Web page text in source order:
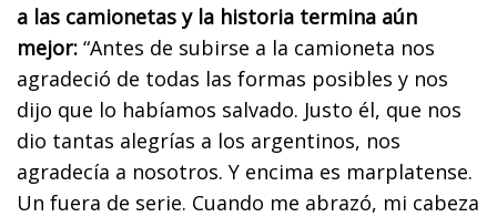
a las camionetas y la historia termina aún
mejor: “Antes de subirse a la camioneta nos
agradeció de todas las formas posibles y nos
dijo que lo habíamos salvado. Justo él, que nos
dio tantas alegrías a los argentinos, nos
agradecía a nosotros. Y encima es marplatense.
Un fuera de serie. Cuando me abrazó, mi cabeza